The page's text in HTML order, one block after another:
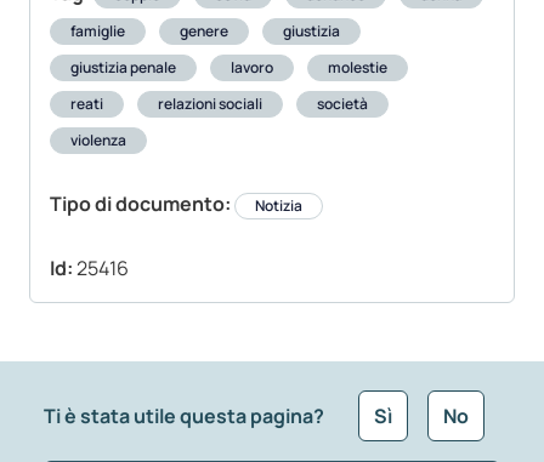
famiglie
genere
giustizia
giustizia penale
lavoro
molestie
reati
relazioni sociali
società
violenza
Tipo di documento: Notizia
Id:25416
Ti è stata utile questa pagina? Sì No